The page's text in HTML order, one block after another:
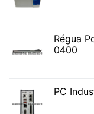
Régua
0400
PC